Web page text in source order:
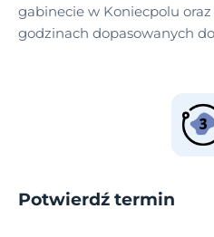
gabinecie w Koniecpolu
godzinach dopasowanych
Potwierdź termin